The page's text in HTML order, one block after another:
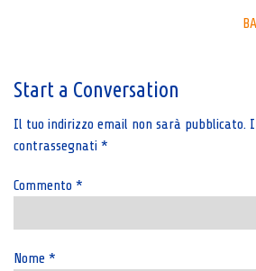
Start a Conversation
Il tuo indirizzo email non sarà pubblicato.
contrassegnati *
Commento *
Nome *